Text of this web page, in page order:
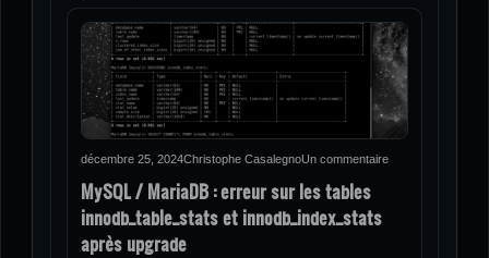
décembre 25, 2024Christophe CasalegnoUn commentaire
MySQL / MariaDB : erreur sur les tables
innodb_table_stats et innodb_index_stats
après upgrade